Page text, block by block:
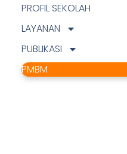
PROFIL SEKOLAH
LAYANAN
PUBLIKASI
PMBM